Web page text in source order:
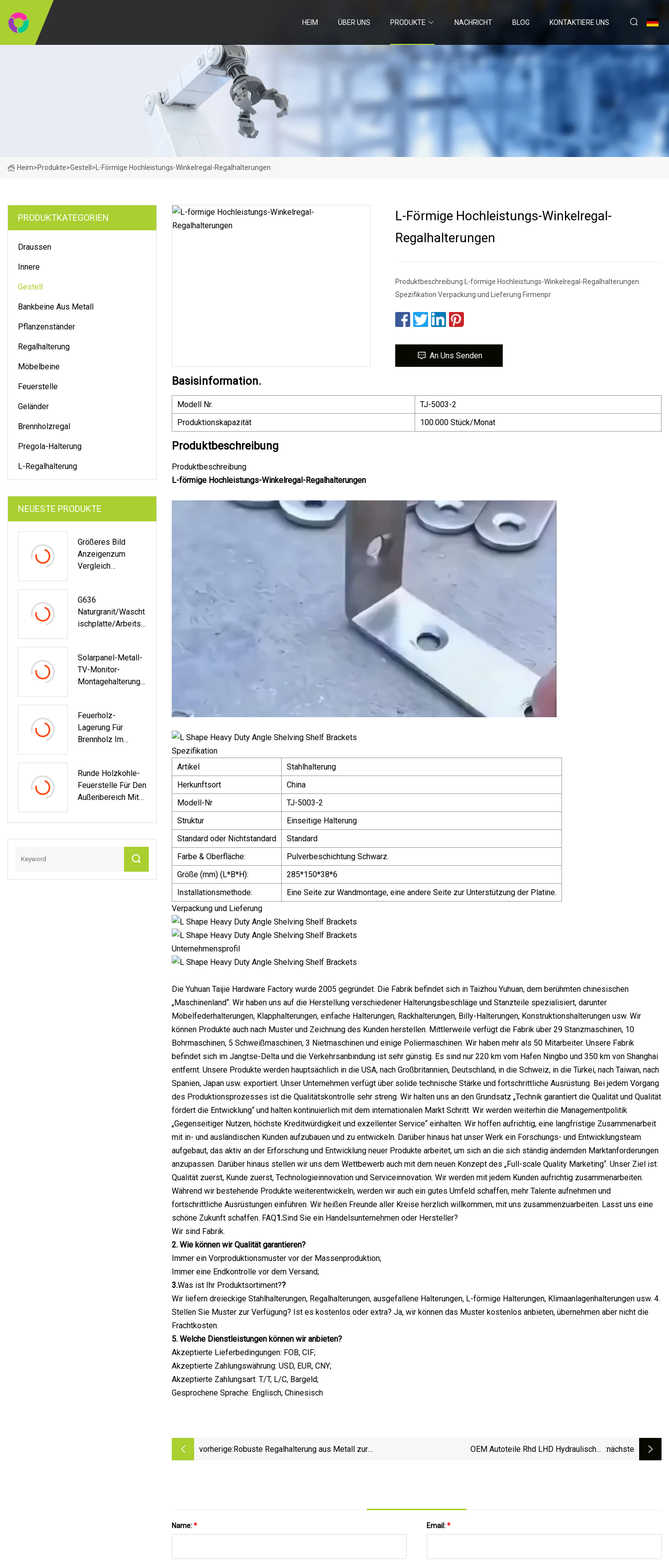
HEIM ÜBER UNS PRODUKTE NACHRICHT BLOG KONTAKTIERE UNS
Heim>Produkte>Gestell > L-Förmige Hochleistungs-Winkelregal-Regalhalterungen
PRODUKTKATEGORIEN
Draussen
Innere
Gestell
Bankbeine Aus Metall
Pflanzenständer
Regalhalterung
Möbelbeine
Feuerstelle
Geländer
Brennholzregal
Pregola-Halterung
L-Regalhalterung
NEUESTE PRODUKTE
Größeres Bild
Anzeigenzum
Vergleich
Günstiger Preis
Solarbetriebene
Gartenlampe Für
Wasserdichter
Bewegungssensor,
Solarwand-
G636
Naturgranit/Wascht
Ischplatte/Arbeitsp
Nfliesen
Außeninnenwand
Treppen
Gebäudematerialie
N Granit
Solarpanel-Metall-
TV-Monitor-
Montagehalterung,
Terung
Feuerholz-
Lagerung Für
Brennholz Im
Lagerholzregale
Für Brennholz Im
Freien
Runde Holzkohle-
Feuerstelle Für Den
Außenbereich Mit
Familiencamping
L-Förmige Hochleistungs-Winkelregal-
Regalhalterungen
Produktbeschreibung L-förmige Hochleistungs-Winkelregal-Regalhalterungen
Spezifikation Verpackung und Lieferung Firmenpr
An Uns Senden
Basisinformation.
Modell Nr.
TJ-5003-2
Produktionskapazität
100.000 Stück/Monat
Produktbeschreibung
Produktbeschreibung
L-förmige Hochleistungs-Winkelregal-Regalhalterungen
Spezifikation
Artikel
Stahlhalterung
Herkunftsort
China
Modell-Nr
TJ-5003-2
Struktur
Einseitige Halterung
Standard oder Nichtstandard
Standard
Farbe & Oberfläche:
Pulverbeschichtung Schwarz.
Größe (mm) (L*B*H):
285*150*38*6
Installationsmethode:
Eine Seite zur Wandmontage, eine andere Seite zur Unterstützung der Platine.
Verpackung und Lieferung
Unternehmensprofil
Die Yuhuan Taijie Hardware Factory wurde 2005 gegründet. Die Fabrik befindet sich in Taizhou Yuhuan, dem berühmten chinesischen
„Maschinenland“. Wir haben uns auf die Herstellung verschiedener Halterungsbeschläge und Stanzteile spezialisiert, darunter
Möbelfederhalterungen, Klapphalterungen, einfache Halterungen, Rackhalterungen, Billy-Halterungen, Konstruktionshalterungen usw. Wir
können Produkte auch nach Muster und Zeichnung des Kunden herstellen. Mittlerweile verfügt die Fabrik über 29 Stanzmaschinen, 10
Bohrmaschinen, 5 Schweißmaschinen, 3 Nietmaschinen und einige Poliermaschinen. Wir haben mehr als 50 Mitarbeiter. Unsere Fabrik
befindet sich im Jangtse-Delta und die Verkehrsanbindung ist sehr günstig. Es sind nur 220 km vom Hafen Ningbo und 350 km von Shanghai
entfernt. Unsere Produkte werden hauptsächlich in die USA, nach Großbritannien, Deutschland, in die Schweiz, in die Türkei, nach Taiwan, nach
Spanien, Japan usw. exportiert. Unser Unternehmen verfügt über solide technische Stärke und fortschrittliche Ausrüstung. Bei jedem Vorgang
des Produktionsprozesses ist die Qualitätskontrolle sehr streng. Wir halten uns an den Grundsatz „Technik garantiert die Qualität und Qualität
fördert die Entwicklung“ und halten kontinuierlich mit dem internationalen Markt Schritt. Wir werden weiterhin die Managementpolitik
„Gegenseitiger Nutzen, höchste Kreditwürdigkeit und exzellenter Service“ einhalten. Wir hoffen aufrichtig, eine langfristige Zusammenarbeit
mit in- und ausländischen Kunden aufzubauen und zu entwickeln. Darüber hinaus hat unser Werk ein Forschungs- und Entwicklungsteam
aufgebaut, das aktiv an der Erforschung und Entwicklung neuer Produkte arbeitet, um sich an die sich ständig ändernden Marktanforderungen
anzupassen. Darüber hinaus stellen wir uns dem Wettbewerb auch mit dem neuen Konzept des „Full-scale Quality Marketing“. Unser Ziel ist:
Qualität zuerst, Kunde zuerst, Technologieinnovation und Serviceinnovation. Wir werden mit jedem Kunden aufrichtig zusammenarbeiten.
Während wir bestehende Produkte weiterentwickeln, werden wir auch ein gutes Umfeld schaffen, mehr Talente aufnehmen und
fortschrittliche Ausrüstungen einführen. Wir heißen Freunde aller Kreise herzlich willkommen, mit uns zusammenzuarbeiten. Lasst uns eine
schöne Zukunft schaffen. FAQ1.Sind Sie ein Handelsunternehmen oder Hersteller?
Wir sind Fabrik.
2. Wie können wir Qualität garantieren?
Immer ein Vorproduktionsmuster vor der Massenproduktion;
Immer eine Endkontrolle vor dem Versand;
3.Was ist Ihr Produktsortiment??
Wir liefern dreieckige Stahlhalterungen, Regalhalterungen, ausgefallene Halterungen, L-förmige Halterungen, Klimaanlagenhalterungen usw. 4.
Stellen Sie Muster zur Verfügung? Ist es kostenlos oder extra? Ja, wir können das Muster kostenlos anbieten, übernehmen aber nicht die
Frachtkosten.
5. Welche Dienstleistungen können wir anbieten?
Akzeptierte Lieferbedingungen: FOB, CIF;
Akzeptierte Zahlungswährung: USD, EUR, CNY;
Akzeptierte Zahlungsart: T/T, L/C, Bargeld;
Gesprochene Sprache: Englisch, Chinesisch
vorherige: Robuste Regalhalterung aus Metall zur
OEM Autoteile Rhd LHD Hydraulisches :nächste
Name:* Email:*